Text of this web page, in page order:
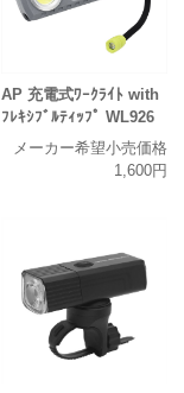
AP 充電式ﾜｰｸﾗｲﾄ with
ﾌﾚｷｼﾌﾞﾙﾃｨｯﾌﾟ WL926
メーカー希望小売価格
1,600円